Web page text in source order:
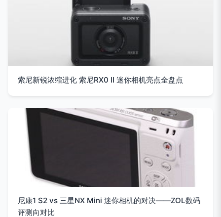
索尼新锐浓缩进化 索尼RX0 II 迷你相机亮点全盘点
尼康1 S2 vs 三星NX Mini 迷你相机的对决——ZOL数码
评测向对比